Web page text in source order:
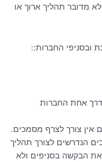
מדובר תהליך ארוך או
ובסניפי החברות::
דרך אחת החברות
אין צורך לצרף מסמכים.
הנדרשים לצורך תהליך
הבקשה בסניפים ולא